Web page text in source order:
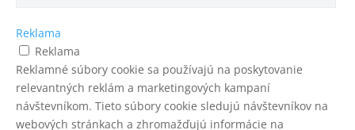
Reklama
Reklama
Reklamné súbory cookie sa používajú na poskytovanie
relevantných reklám a marketingových kampaní
návštevníkom. Tieto súbory cookie sledujú návštevníkov na
webových stránkach a zhromažďujú informácie na